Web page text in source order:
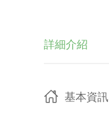
詳細介紹
基本資訊